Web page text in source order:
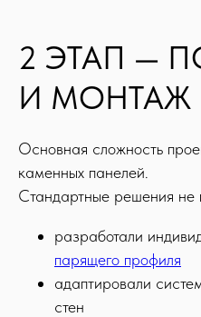
2 ЭТАП —
И МОНТАЖ
Основная сложность
каменных панелей.
Стандартные решения не
разработали
парящего профиля
адаптировали
стен